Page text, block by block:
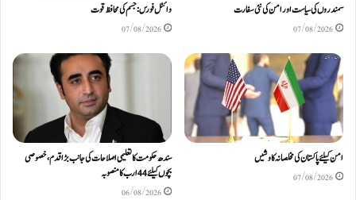
سمندروں کی سیاست اور امن کی نئی سفارت
07/08/2026
وائٹل فورس: جسم کی محافظ قوت
07/08/2026
امن کیلئے پاکستان کی مخلصانہ کاوشیں
07/08/2026
سندھ حکومت کا تعلیمی اصلاحات کی جانب بڑا قدم، خصوصی
بچوں کیلئے44 ارب کا منصوبہ
06/08/2026